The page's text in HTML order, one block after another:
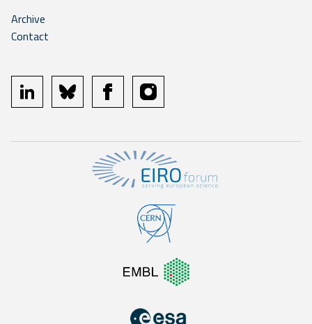
Archive
Contact
linkedin bluesky facebookinstagram